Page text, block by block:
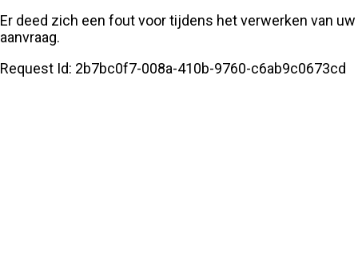
Er deed zich een fout voor tijdens het verwerken van uw
aanvraag.
Request Id: 2b7bc0f7-008a-410b-9760-c6ab9c0673cd